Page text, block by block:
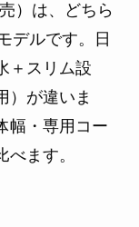
）は、どちら
デルです。日
＋スリム設
）が違いま
幅・専用コー
ます。